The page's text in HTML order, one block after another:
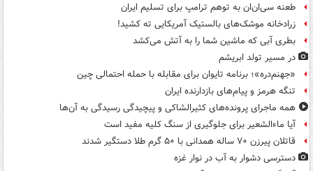
طعنه سی‌ان‌ان به توهم ترامپ برای تسلیم ایران
زرادخانه موشک‌های بالستیک آمریکایی ته کشید!
بطری آبی که ماشین شما را به آتش می‌کشد
در مسیر تولد ابریشم
«جهنم‌دره»؛ برنامه تایوان برای مقابله با حمله احتمالی چین
تنگه هرمز و پیام‌های بازدارنده ایران
همه ماجرای پرونده‌های کثیرالشاکی و پیچیدگی رسیدگی به آن‌ها
آیا ماءالشعیر برای جلوگیری از سنگ کلیه مفید است
قاتلان پیرزن ۷۰ ساله همدانی با ۵۰ گرم طلا دستگیر شدند
دسترسی دشوار به آب در نوار غزه